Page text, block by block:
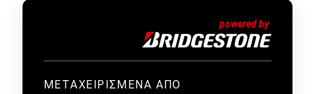
ΜΕΤΑΧΕΙΡΙΣΜΕΝΑ ΑΠΟ